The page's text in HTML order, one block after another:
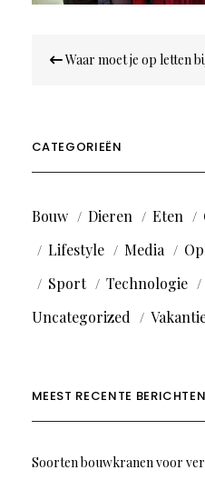
navigatie
Waar moet je op letten
CATEGORIEËN
Bouw Dieren Eten
Lifestyle
Media
Sport
Technologie
Uncategorized
MEEST RECENTE BERICHTEN
Soorten bouwkranen voor